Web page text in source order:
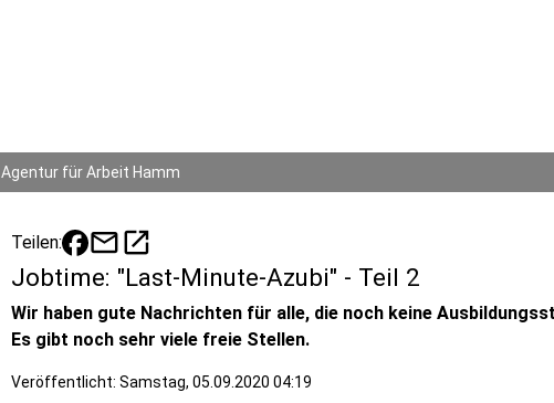
Agentur für Arbeit Hamm
Teilen: mailopen_in_new
Jobtime: "Last-Minute-Azubi" - Teil 2
Wir haben gute Nachrichten für alle, die noch keine
Es gibt noch sehr viele freie Stellen.
Veröffentlicht: Samstag, 05.09.2020 04:19